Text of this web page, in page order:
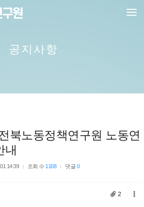
메뉴 건너뛰기
공지사항
북노동정책연구원 노동연
내
14:39 조회 수 1108 댓글 0
2